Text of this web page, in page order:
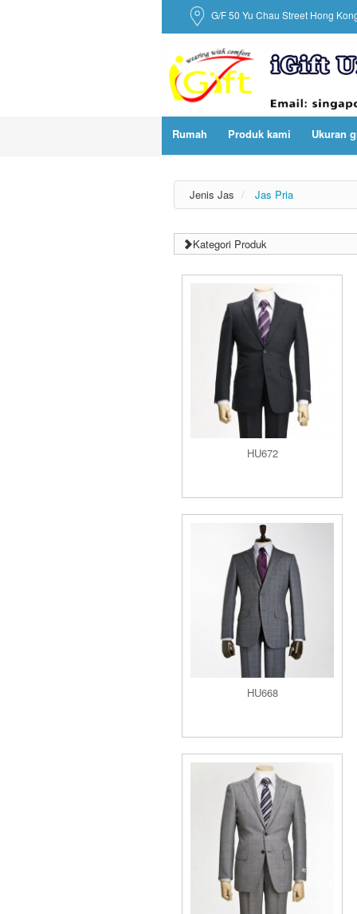
G/F 50 Yu Chau Street Hong
Rumah Produk kami Ukuran
Jenis Jas Jas Pria
Kategori Produk
HU672
HU668